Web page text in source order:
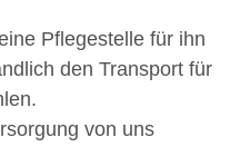
Pflegestelle für ihn
den Transport für
von uns